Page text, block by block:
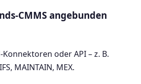
CMMS angebunden
Konnektoren oder API – z. B.
MAINTAIN, MEX.